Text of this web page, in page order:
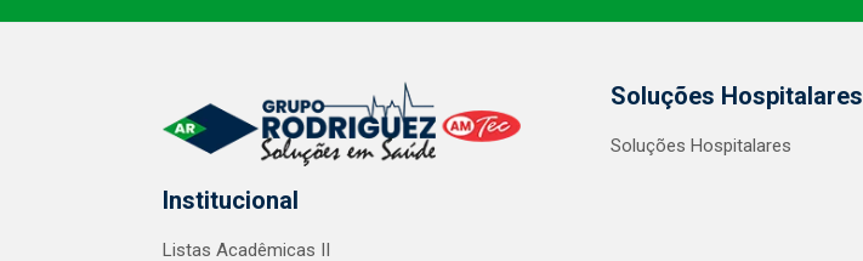
Institucional
Listas Acadêmicas II
Soluções Hospitalares
Soluções Hospitalares